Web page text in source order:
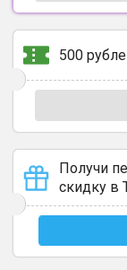
500
Получи
скидку в